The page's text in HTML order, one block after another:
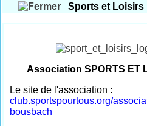
Sports et Loisirs
Association SPORTS ET
Le site de l'association :
club.sportspourtous.org/
bousbach